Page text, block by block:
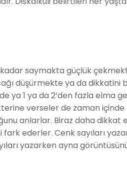
kadar saymakta güçlük
düşürmekte ya da dikkatini
ya 1 ya da 2’den fazla elma
verseler de zaman
anlarlar. Biraz daha dikkat
ederler. Cenk sayıları
yazarken ayna